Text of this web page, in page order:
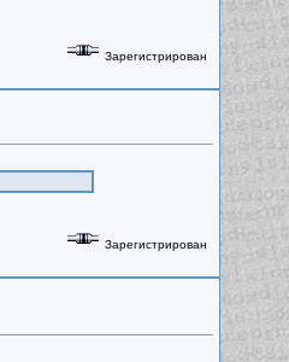
Зарегистрирован
Зарегистрирован